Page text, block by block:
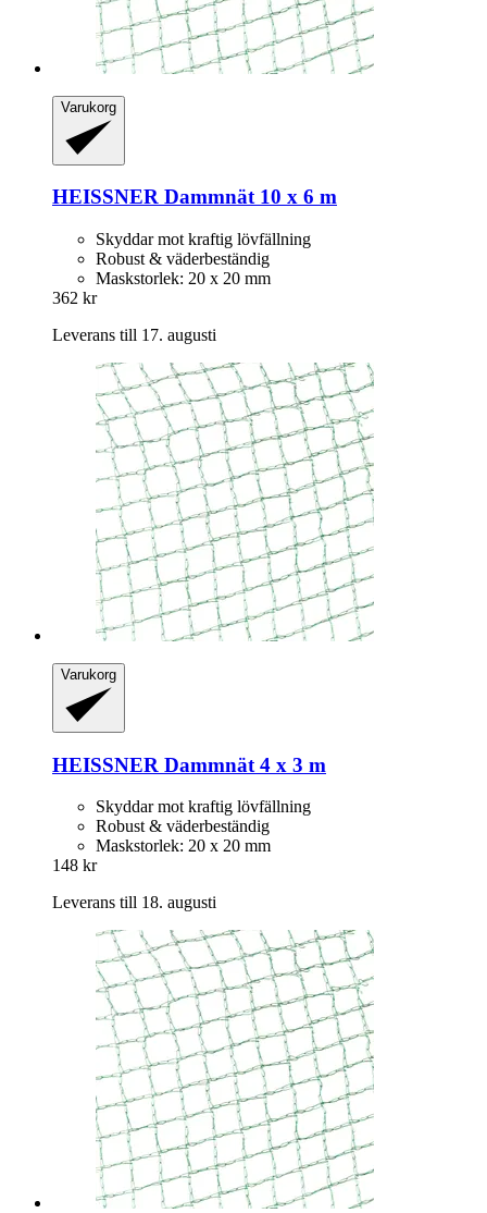
Varukorg
HEISSNER Dammnät 10 x 6 m
Skyddar mot kraftig lövfällning
Robust & väderbeständig
Maskstorlek: 20 x 20 mm
362 kr
Leverans till 17. augusti
Varukorg
HEISSNER Dammnät 4 x 3 m
Skyddar mot kraftig lövfällning
Robust & väderbeständig
Maskstorlek: 20 x 20 mm
148 kr
Leverans till 18. augusti